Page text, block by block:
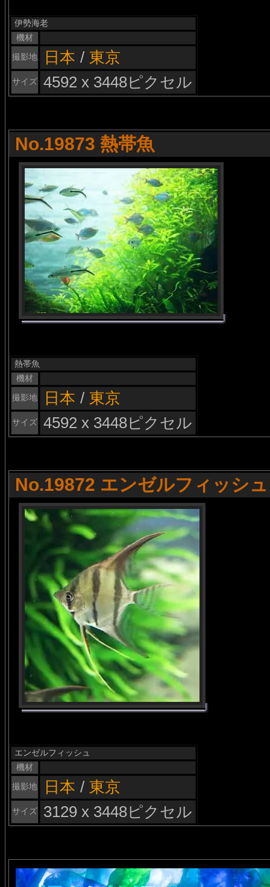
伊勢海老
機材
撮影地
日本 / 東京
サイズ 4592 x 3448ピクセル
No.19873 熱帯魚
熱帯魚
機材
撮影地
日本 / 東京
サイズ 4592 x 3448ピクセル
No.19872 エンゼルフィッシュ
エンゼルフィッシュ
機材
撮影地
日本 / 東京
サイズ 3129 x 3448ピクセル